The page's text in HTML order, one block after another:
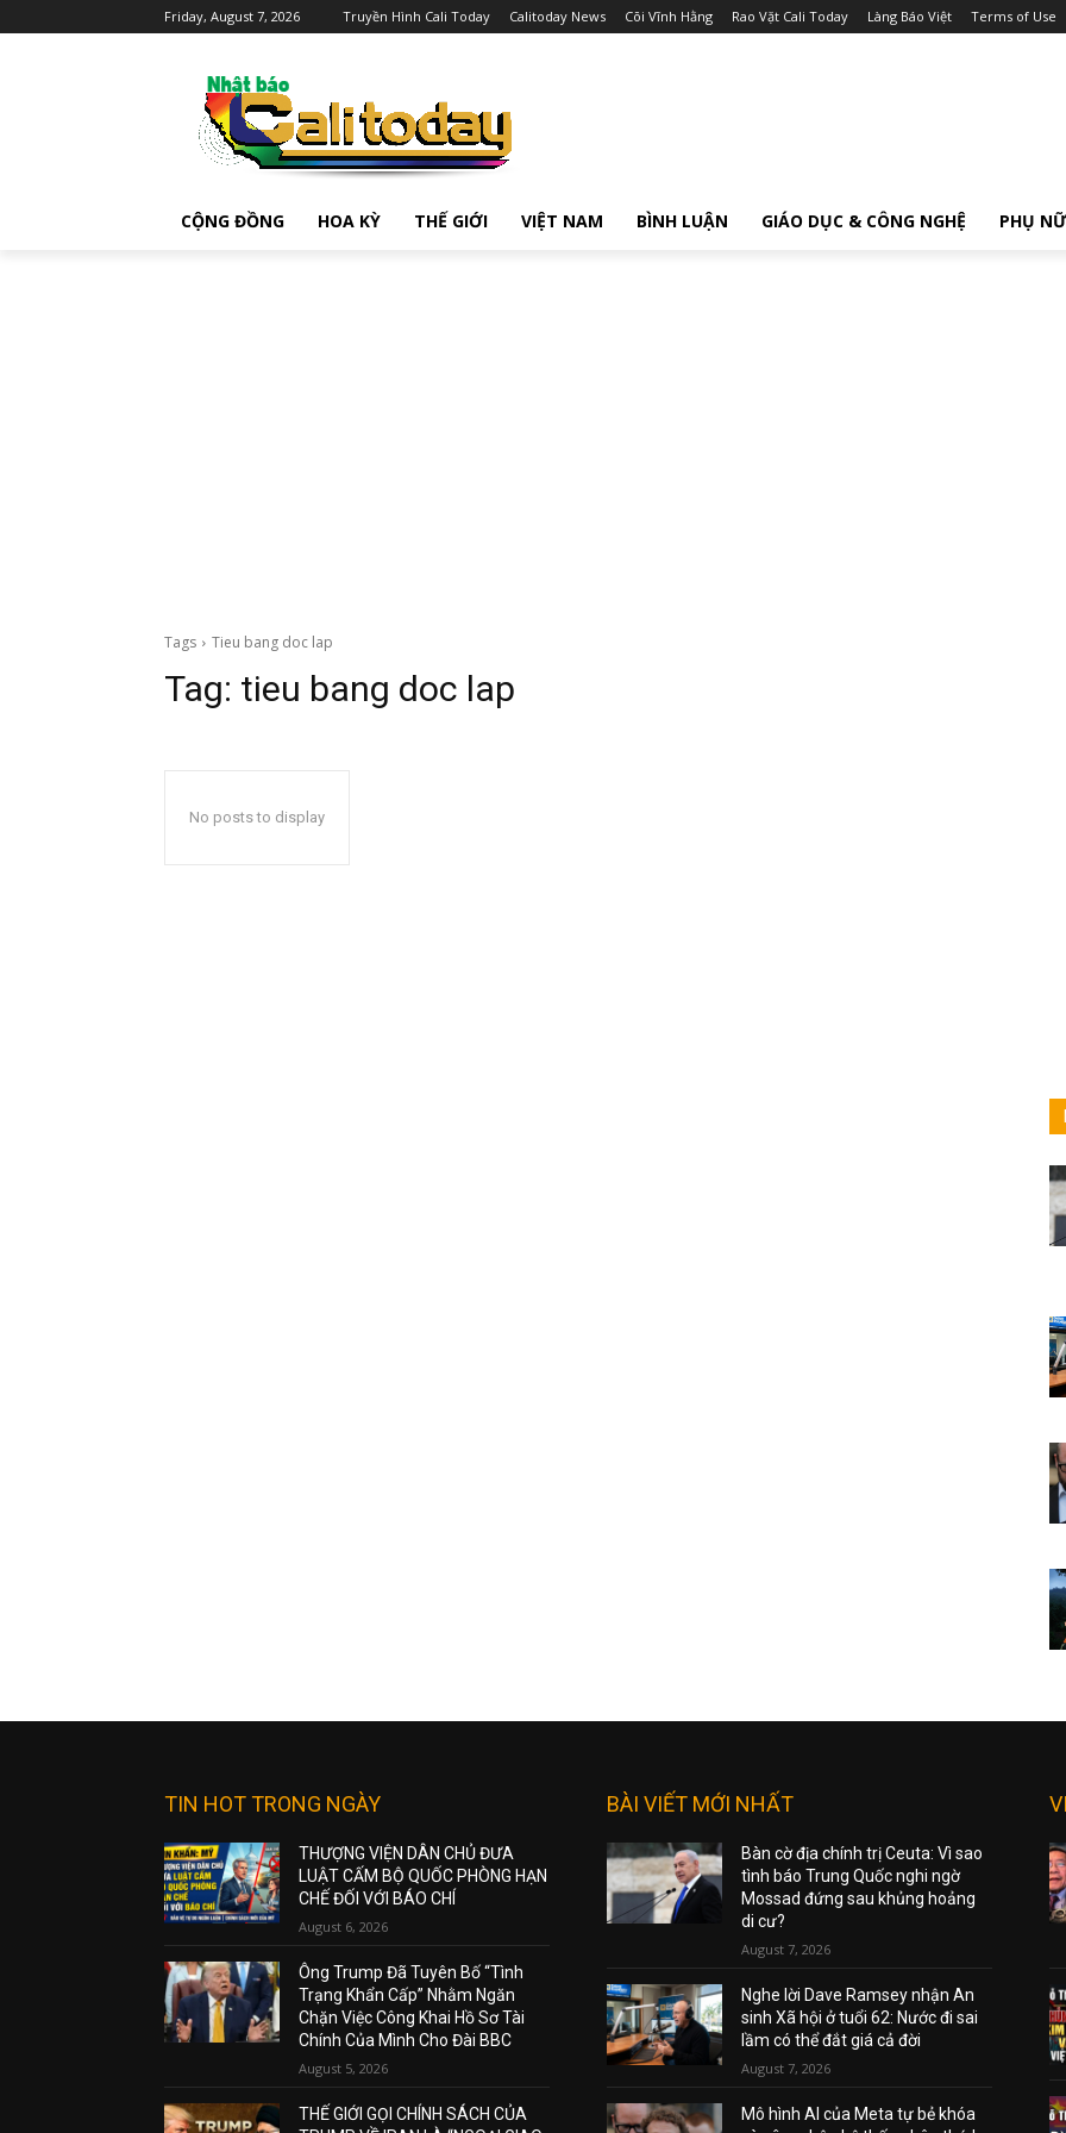
Friday, August 7, 2026 Truyền Hình Cali Today Calitoday News Cõi Vĩnh Hằng Rao Vặt Cali Today Làng Báo Việt Terms of Use
CỘNG ĐỒNG HOA KỲ THẾ GIỚI VIỆT NAM BÌNH LUẬN GIÁO DỤC & CÔNG NGHỆ PHỤ NỮ
Tags Tieu bang doc lap
Tag: tieu bang doc lap
No posts to display
TIN HOT TRONG NGÀY
THƯỢNG VIỆN DÂN CHỦ ĐƯA
LUẬT CẤM BỘ QUỐC PHÒNG HẠN
CHẾ ĐỐI VỚI BÁO CHÍ
August 6, 2026
Ông Trump Đã Tuyên Bố “Tình
Trạng Khẩn Cấp” Nhằm Ngăn
Chặn Việc Công Khai Hồ Sơ Tài
Chính Của Mình Cho Đài BBC
August 5, 2026
THẾ GIỚI GỌI CHÍNH SÁCH CỦA
BÀI VIẾT MỚI NHẤT
Bàn cờ địa chính trị Ceuta: Vì sao
tình báo Trung Quốc nghi ngờ
Mossad đứng sau khủng hoảng
di cư?
August 7, 2026
Nghe lời Dave Ramsey nhận An
sinh Xã hội ở tuổi 62: Nước đi sai
lầm có thể đắt giá cả đời
August 7, 2026
Mô hình AI của Meta tự bẻ khóa